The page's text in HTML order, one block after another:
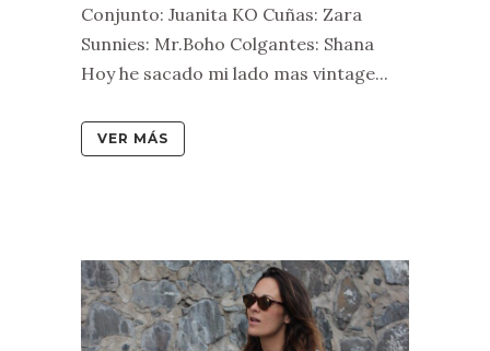
Conjunto: Juanita KO Cuñas: Zara
Sunnies: Mr.Boho Colgantes: Shana
Hoy he sacado mi lado mas vintage...
VER MÁS